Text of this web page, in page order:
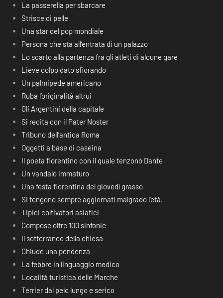
La passerella per sbarcare
Strisce di pelle
Una star del pop mondiale
Persona che sta all’entrata di un palazzo
Lo scarto alla partenza fra gli atleti di alcune gare
Lieve colpo dato sfiorando
Un palmipede americano
Ruba l’originalità altrui
Gli Argentini della capitale
Si recita con il Pater Noster
Tribuno dell’antica Roma
Oggetti a base di caseina
Il poeta fiorentino con il quale tenzonò Dante
Un vandalo immaturo
Una festa fiorentina del giovedì grasso
Si tengono sempre aggiornati malgrado l’età.
Tipici coltivatori asiatici
Compose oltre 100 sinfonie
Il sotterraneo della chiesa
Chiude una pendenza
La febbre in linguaggio medico
Località turistica delle Marche
Terrier dal pelo lungo e serico